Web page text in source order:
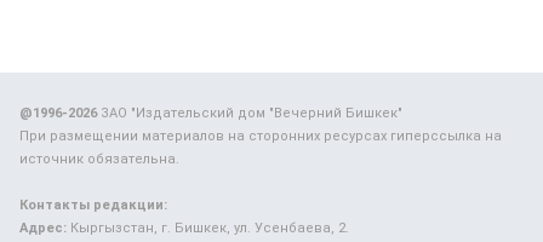
@1996-2026ЗАО "Издательский дом "Вечерний Бишкек"
При размещении материалов на сторонних ресурсах гиперссылка на
источник обязательна.
Контакты редакции:
Адрес: Кыргызстан, г. Бишкек, ул. Усенбаева, 2.